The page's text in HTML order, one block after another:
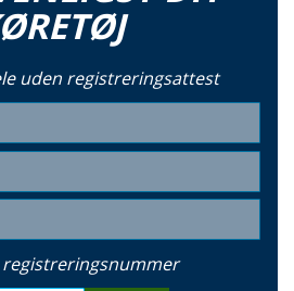
uden registreringsattest
registreringsnummer